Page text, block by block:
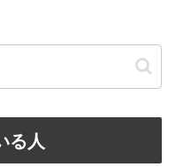
る人